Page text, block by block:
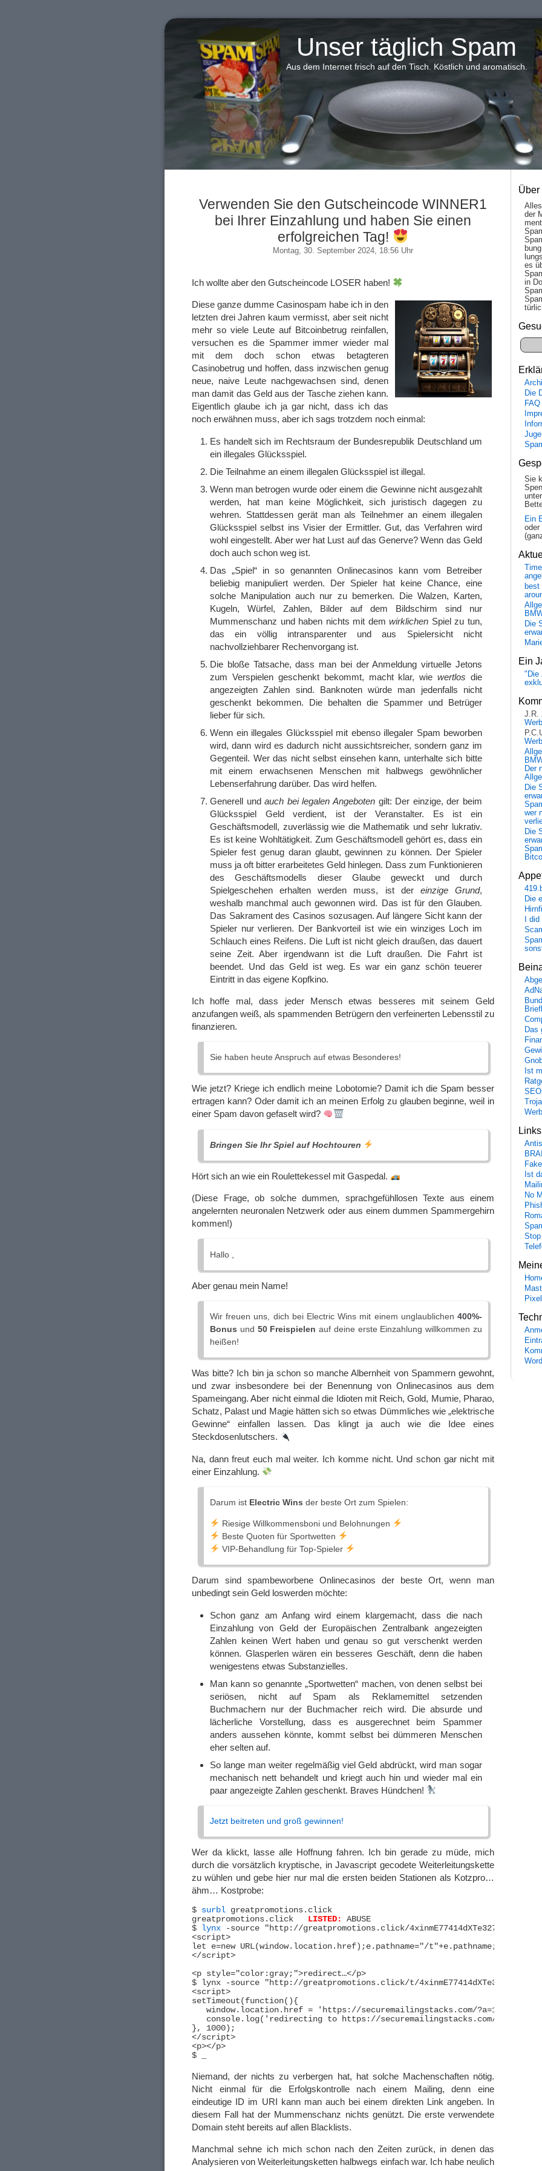
Unser täglich Spam
Aus dem Internet frisch auf den Tisch. Köstlich und aromatisch.
Verwenden Sie den Gutscheincode WINNER1
bei Ihrer Einzahlung und haben Sie einen
erfolgreichen Tag!
Montag, 30. September 2024, 18:56 Uhr
Ich wollte aber den Gutscheincode LOSER haben!
Diese ganze dumme Casinospam habe ich in den
letzten drei Jahren kaum vermisst, aber seit nicht
mehr so viele Leute auf Bitcoinbetrug reinfallen,
versuchen es die Spammer immer wieder mal
mit dem doch schon etwas betagteren
Casinobetrug und hoffen, dass inzwischen genug
neue, naive Leute nachgewachsen sind, denen
man damit das Geld aus der Tasche ziehen kann.
Eigentlich glaube ich ja gar nicht, dass ich das
noch erwähnen muss, aber ich sags trotzdem noch einmal:
Es handelt sich im Rechtsraum der Bundesrepublik Deutschland um
ein illegales Glücksspiel.
Die Teilnahme an einem illegalen Glücksspiel ist illegal.
Wenn man betrogen wurde oder einem die Gewinne nicht ausgezahlt
werden, hat man keine Möglichkeit, sich juristisch dagegen zu
wehren. Stattdessen gerät man als Teilnehmer an einem illegalen
Glücksspiel selbst ins Visier der Ermittler. Gut, das Verfahren wird
wohl eingestellt. Aber wer hat Lust auf das Generve? Wenn das Geld
doch auch schon weg ist.
Das „Spiel“ in so genannten Onlinecasinos kann vom Betreiber
beliebig manipuliert werden. Der Spieler hat keine Chance, eine
solche Manipulation auch nur zu bemerken. Die Walzen, Karten,
Kugeln, Würfel, Zahlen, Bilder auf dem Bildschirm sind nur
Mummenschanz und haben nichts mit demwirklichen Spiel zu tun,
das ein völlig intransparenter und aus Spielersicht nicht
nachvollziehbarer Rechenvorgang ist.
Die bloße Tatsache, dass man bei der Anmeldung virtuelle Jetons
zum Verspielen geschenkt bekommt, macht klar, wiewertlos die
angezeigten Zahlen sind. Banknoten würde man jedenfalls nicht
geschenkt bekommen. Die behalten die Spammer und Betrüger
lieber für sich.
Wenn ein illegales Glücksspiel mit ebenso illegaler Spam beworben
wird, dann wird es dadurch nicht aussichtsreicher, sondern ganz im
Gegenteil. Wer das nicht selbst einsehen kann, unterhalte sich bitte
mit einem erwachsenen Menschen mit halbwegs gewöhnlicher
Lebenserfahrung darüber. Das wird helfen.
Generell undauch bei legalen Angeboten gilt: Der einzige, der beim
Glücksspiel Geld verdient, ist der Veranstalter. Es ist ein
Geschäftsmodell, zuverlässig wie die Mathematik und sehr lukrativ.
Es ist keine Wohltätigkeit. Zum Geschäftsmodell gehört es, dass ein
Spieler fest genug daran glaubt, gewinnen zu können. Der Spieler
muss ja oft bitter erarbeitetes Geld hinlegen. Dass zum Funktionieren
des Geschäftsmodells dieser Glaube geweckt und durch
Spielgeschehen erhalten werden muss, ist der einzige Grund,
weshalb manchmal auch gewonnen wird. Das ist für den Glauben.
Das Sakrament des Casinos sozusagen. Auf längere Sicht kann der
Spieler nur verlieren. Der Bankvorteil ist wie ein winziges Loch im
Schlauch eines Reifens. Die Luft ist nicht gleich draußen, das dauert
seine Zeit. Aber irgendwann ist die Luft draußen. Die Fahrt ist
beendet. Und das Geld ist weg. Es war ein ganz schön teuerer
Eintritt in das eigene Kopfkino.
Ich hoffe mal, dass jeder Mensch etwas besseres mit seinem Geld
anzufangen weiß, als spammenden Betrügern den verfeinerten Lebensstil zu
finanzieren.
Sie haben heute Anspruch auf etwas Besonderes!
Wie jetzt? Kriege ich endlich meine Lobotomie? Damit ich die Spam besser
ertragen kann? Oder damit ich an meinen Erfolg zu glauben beginne, weil in
einer Spam davon gefaselt wird?
Bringen Sie Ihr Spiel auf Hochtouren
Hört sich an wie ein Roulettekessel mit Gaspedal.
(Diese Frage, ob solche dummen, sprachgefühllosen Texte aus einem
angelernten neuronalen Netzwerk oder aus einem dummen Spammergehirn
kommen!)
Hallo ,
Aber genau mein Name!
Wir freuen uns, dich bei Electric Wins mit einem unglaublichen 400%-
Bonus und 50 Freispielen auf deine erste Einzahlung willkommen zu
heißen!
Was bitte? Ich bin ja schon so manche Albernheit von Spammern gewohnt,
und zwar insbesondere bei der Benennung von Onlinecasinos aus dem
Spameingang. Aber nicht einmal die Idioten mit Reich, Gold, Mumie, Pharao,
Schatz, Palast und Magie hätten sich so etwas Dümmliches wie „elektrische
Gewinne“ einfallen lassen. Das klingt ja auch wie die Idee eines
Steckdosenlutschers.
Na, dann freut euch mal weiter. Ich komme nicht. Und schon gar nicht mit
einer Einzahlung.
Darum ist Electric Wins der beste Ort zum Spielen:
Riesige Willkommensboni und Belohnungen
Beste Quoten für Sportwetten
VIP-Behandlung für Top-Spieler
Darum sind spambeworbene Onlinecasinos der beste Ort, wenn man
unbedingt sein Geld loswerden möchte:
Schon ganz am Anfang wird einem klargemacht, dass die nach
Einzahlung von Geld der Europäischen Zentralbank angezeigten
Zahlen keinen Wert haben und genau so gut verschenkt werden
können. Glasperlen wären ein besseres Geschäft, denn die haben
wenigestens etwas Substanzielles.
Man kann so genannte „Sportwetten“ machen, von denen selbst bei
seriösen, nicht auf Spam als Reklamemittel setzenden
Buchmachern nur der Buchmacher reich wird. Die absurde und
lächerliche Vorstellung, dass es ausgerechnet beim Spammer
anders aussehen könnte, kommt selbst bei dümmeren Menschen
eher selten auf.
So lange man weiter regelmäßig viel Geld abdrückt, wird man sogar
mechanisch nett behandelt und kriegt auch hin und wieder mal ein
paar angezeigte Zahlen geschenkt. Braves Hündchen!
Jetzt beitreten und groß gewinnen!
Wer da klickt, lasse alle Hoffnung fahren. Ich bin gerade zu müde, mich
durch die vorsätzlich kryptische, in Javascript gecodete Weiterleitungskette
zu wühlen und gebe hier nur mal die ersten beiden Stationen als Kotzpro…
ähm… Kostprobe:
$ surbl greatpromotions.click
LISTED:
ABUSE
$
lynx -source "http://greatpromotions.click/
<script>
let e=new URL(window.location.href);e.pathname="/t"+e.pathname;let
</script>
<p style="color:gray;">redirect…</p>
$ lynx -source "http://greatpromotions.click/t/
<script>
setTimeout(function(){
window.location.href = 'https://securemailingstacks.com/
console.log('redirecting to https://securemailingstacks.com/
}, 1000);
</script>
<p></p>
Niemand, der nichts zu verbergen hat, hat solche Machenschaften nötig.
Nicht einmal für die Erfolgskontrolle nach einem Mailing, denn eine
eindeutige ID im URI kann man auch bei einem direkten Link angeben. In
diesem Fall hat der Mummenschanz nichts genützt. Die erste verwendete
Domain steht bereits auf allen Blacklists.
Manchmal sehne ich mich schon nach den Zeiten zurück, in denen das
Analysieren von Weiterleitungsketten halbwegs einfach war. Ich habe neulich
Über
der
es
in
Die
FAQ
Sie
Ein
oder
Die
Ein
"Die
J.R.
Der
Die
wer
Die
Die
I
Das
Ist
Ist
No